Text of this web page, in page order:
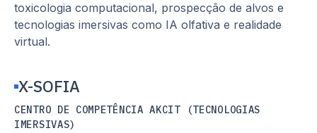
toxicologia computacional, prospecção de alvos e
tecnologias imersivas como IA olfativa e realidade
virtual.
X-SOFIA
CENTRO DE COMPETÊNCIA AKCIT (TECNOLOGIAS
IMERSIVAS)